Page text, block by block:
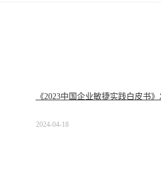
《2023中国企业敏捷实践白皮书
2024-04-18